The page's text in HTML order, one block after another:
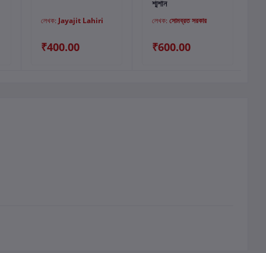
লেখক: Jayajit Lahiri
₹400.00
শ্মশান
লেখক: সোমব্রত সরকার
₹600.00